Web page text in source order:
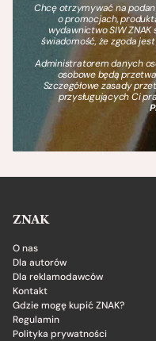
Chcę otrzymywać na
o promocjach,
wydawnictwo SIW ZNAK
świadomość, że zgoda
Administratorem danych
osobowe będą
Szczegółowe zasady
przysługujących Ci
ZNAK
O nas
Dla autorów
Dla reklamodawców
Kontakt
Gdzie mogę kupić ZNAK?
Regulamin
Polityka prywatności